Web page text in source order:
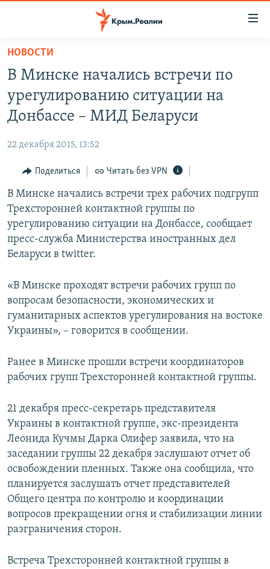
Вернуться
основному
содержанию
Вернутся
главной
навигации
Вернутся
поиску
ГРУЗ 200
11 ЛЕТ ОККУПАЦИИ КРЫМА. 11 ИСТОРИЙ СОПРОТИВЛЕНИЯ
ВОДА
ЕЩЕ
ИНТЕРАКТИВ
ИНФОГРАФИКА
ТЕЛЕПРОЕКТ КРЫМ.РЕАЛИИ
СОВЕТЫ ПРАВОЗАЩИТНИКОВ
ПРОПАВШИЕ БЕЗ ВЕСТИ
ПОБЕДИТЕЛЕЙ НЕ СУДЯТ?
КРЫМ.НЕПОКОРЕННЫЙ
РАДІО СВОБОДА
КАК ОБОЙТИ БЛОКИРОВКУ
Українською
Qırımtatar
ПРИСОЕДИНЯЙТЕСЬ!
Все сайты RFE/RL
НОВОСТИ
В Минске начались встречи по
урегулированию ситуации на
Донбассе – МИД Беларуси
22 декабря 2015, 13:52
Поделиться Читать без VPN
В Минске начались встречи трех рабочих подгрупп
Трехсторонней контактной группы по
урегулированию ситуации на Донбассе, сообщает
пресс-служба Министерства иностранных дел
Беларуси в twitter.
«В Минске проходят встречи рабочих групп по
вопросам безопасности, экономических и
гуманитарных аспектов урегулирования на востоке
Украины», – говорится в сообщении.
Ранее в Минске прошли встречи координаторов
рабочих групп Трехсторонней контактной группы.
21 декабря пресс-секретарь представителя
Украины в контактной группе, экс-президента
Леонида Кучмы Дарка Олифер заявила, что на
заседании группы 22 декабря заслушают отчет об
освобождении пленных. Также она сообщила, что
планируется заслушать отчет представителей
Общего центра по контролю и координации
вопросов прекращении огня и стабилизации линии
разграничения сторон.
Встреча Трехсторонней контактной группы в